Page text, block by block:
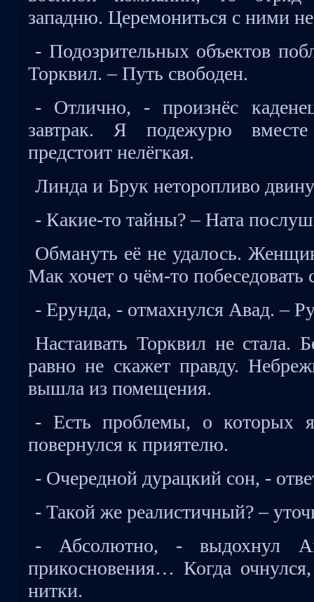
западню. Церемониться с ними не
- Подозрительных объектов
Торквил. – Путь свободен.
- Отлично, - произнёс
завтрак. Я подежурю
предстоит нелёгкая.
Линда и Брук неторопливо
- Какие-то тайны? – Ната
Обмануть её не удалось.
Мак хочет о чём-то побеседовать
- Ерунда, - отмахнулся Авад. –
Настаивать Торквил не стала.
равно не скажет правду.
вышла из помещения.
- Есть проблемы, о которых
повернулся к приятелю.
- Очередной дурацкий сон, -
- Такой же реалистичный? –
- Абсолютно, - выдохнул
прикосновения… Когда
нитки.